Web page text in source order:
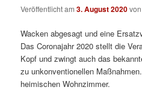
Veröffentlicht am3. August 2020
Wacken abgesagt und eine
Das Coronajahr 2020 stellt die
Kopf und zwingt auch das
zu unkonventionellen
heimischen Wohnzimmer.